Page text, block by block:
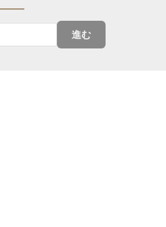
進む